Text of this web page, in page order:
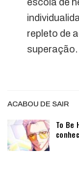
repleto de
superação.
ACABOU DE SAIR
To Be